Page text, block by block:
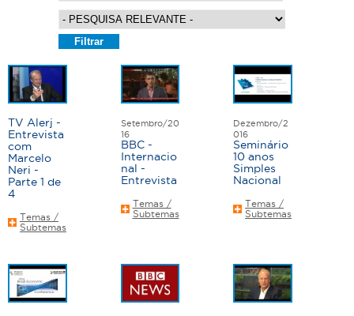
o
TV Alerj -
Entrevista
com
Marcelo
Neri -
Parte 1 de
4
Temas /
Subtemas
Setembro/20
16
BBC -
Internacio
nal -
Entrevista
Temas /
Subtemas
Dezembro/2
016
Seminário
10 anos
Simples
Nacional
Temas /
Subtemas
P
á
g
i
n
a
s